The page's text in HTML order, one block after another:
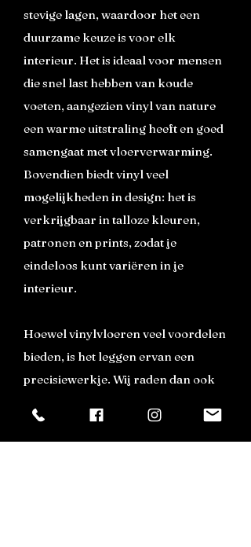
stevige lagen, waardoor het een
duurzame keuze is voor elk
interieur. Het is ideaal voor mensen
die snel last hebben van koude
voeten, aangezien vinyl van nature
een warme uitstraling heeft en goed
samengaat met vloerverwarming.
Bovendien biedt vinyl veel
mogelijkheden in design: het is
verkrijgbaar in talloze kleuren,
patronen en prints, zodat je
eindeloos kunt variëren in je
interieur.
Hoewel vinylvloeren veel voordelen
bieden, is het leggen ervan een
precisiewerkje. Wij raden dan ook
schakelen voor de installatie. Voor